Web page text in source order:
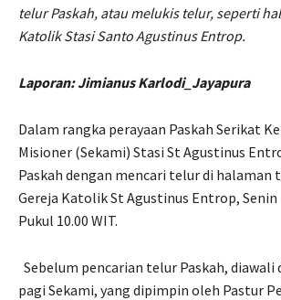
telur Paskah, atau melukis telur, seperti
Katolik Stasi Santo Agustinus Entrop.
Laporan: Jimianus Karlodi_Jayapura
Dalam rangka perayaan Paskah Serikat
Misioner (Sekami) Stasi St Agustinus
Paskah dengan mencari telur di halaman
Gereja Katolik St Agustinus Entrop, Senin
Pukul 10.00 WIT.
Sebelum pencarian telur Paskah, diawali
pagi Sekami, yang dipimpin oleh Pastur